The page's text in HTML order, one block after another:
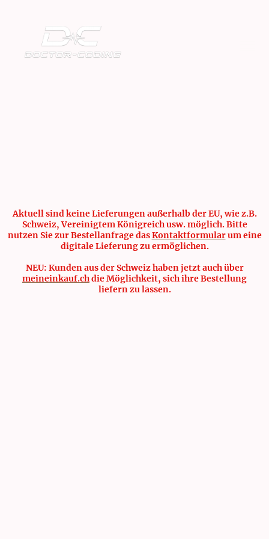
Aktuell sind keine Lieferungen außerhalb der EU, wie z.B.
Schweiz, Vereinigtem Königreich usw. möglich. Bitte
nutzen Sie zur Bestellanfrage dasKontaktformularum eine
digitale Lieferung zu ermöglichen.
NEU: Kunden aus der Schweiz haben jetzt auch über
meineinkauf.chdie Möglichkeit, sich ihre Bestellung
liefern zu lassen.